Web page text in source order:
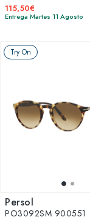
115,50€
Entrega Martes 11 Agosto
Try On
Persol
PO3092SM 900551